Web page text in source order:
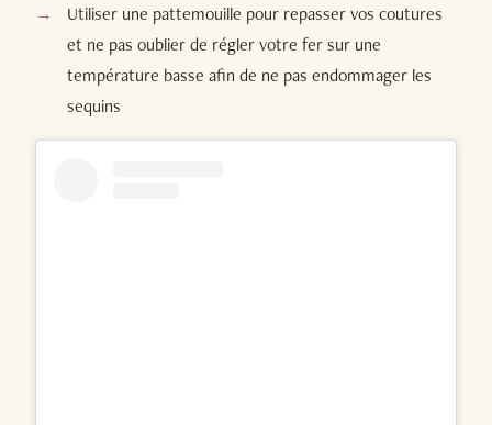
Utiliser une pattemouille pour repasser vos coutures
et ne pas oublier de régler votre fer sur une
température basse afin de ne pas endommager les
sequins